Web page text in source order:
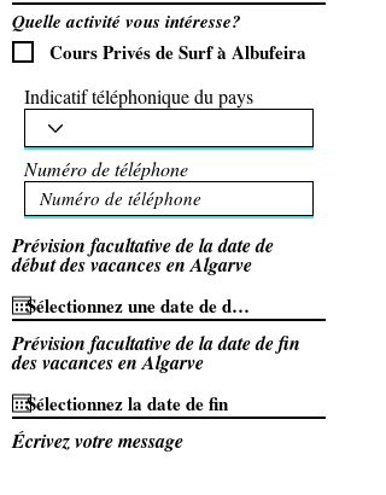
Quelle activité vous intéresse?
Cours Privés de Surf à Albufeira
Indicatif téléphonique du pays
Numéro de téléphone
Prévision facultative de la date de
début des vacances en Algarve
Prévision facultative de la date de fin
des vacances en Algarve
Écrivez votre message